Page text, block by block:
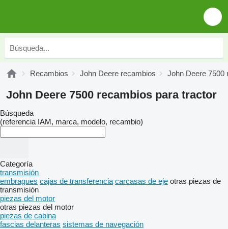
Recambios John Deere recambios John Deere 7500
John Deere 7500 recambios para tractor
Búsqueda
(referencia IAM, marca, modelo, recambio)
Categoría
transmisión
embragues cajas de transferencia carcasas de eje otras piezas de
transmisión
piezas del motor
otras piezas del motor
piezas de cabina
fascias delanteras sistemas de navegación